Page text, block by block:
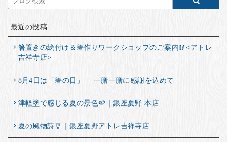
最近の投稿
箸置きの絵付け＆箸作りワークショップのご案内🥢<アトレ
吉祥寺店>
8月4日は「箸の日」― 一膳一膳に感謝を込めて
津軽塗で感じる夏の景色🍉｜銀座夏野 本店
夏の風物詩🎐｜銀座夏野アトレ吉祥寺店